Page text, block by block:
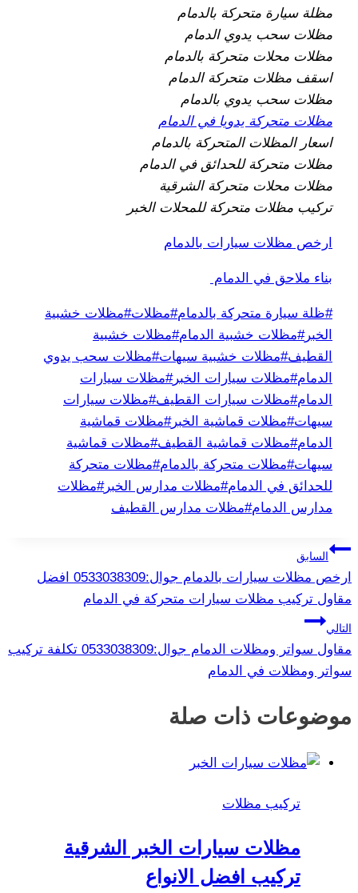
مظلة سيارة متحركة بالدمام
مظلات سحب يدوي الدمام
مظلات محلات متحركة بالدمام
اسقف مظلات متحركة الدمام
مظلات سحب يدوي بالدمام
مظلات متحركة يدويا في الدمام
اسعار المظلات المتحركة بالدمام
مظلات متحركة للحدائق في الدمام
مظلات محلات متحركة الشرقية
تركيب مظلات متحركة للمحلات الخبر
ارخص مظلات سيارات بالدمام
بناء ملاحق في الدمام
وسوم
المقال:
#ظلة سيارة متحركة بالدمام#مظلات#مظلات خشبية
الخبر#مظلات خشبية الدمام#مظلات خشبية
القطيف#مظلات خشبية سيهات#مظلات سحب يدوي
الدمام#مظلات سيارات الخبر#مظلات سيارات
الدمام#مظلات سيارات القطيف#مظلات سيارات
سيهات#مظلات قماشية الخبر#مظلات قماشية
الدمام#مظلات قماشية القطيف#مظلات قماشية
سيهات#مظلات متحركة بالدمام#مظلات متحركة
للحدائق في الدمام#مظلات مدارس الخبر#مظلات
مدارس الدمام#مظلات مدارس القطيف
تصفّح
المقالات
السابق
ارخص مظلات سيارات بالدمام جوال:0533038309 افضل
مقاول تركيب مظلات سيارات متحركة في الدمام
التالي
مقاول سواتر ومظلات الدمام جوال:0533038309 تكلفة تركيب
سواتر ومظلات في الدمام
موضوعات ذات صلة
تركيب مظلات
مظلات سيارات الخبر الشرقية
تركيب افضل الانواع